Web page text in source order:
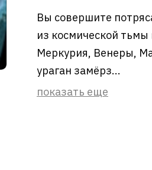
Вы совершите
из космической
Меркурия, Венеры,
ураган замёрз...
показать еще